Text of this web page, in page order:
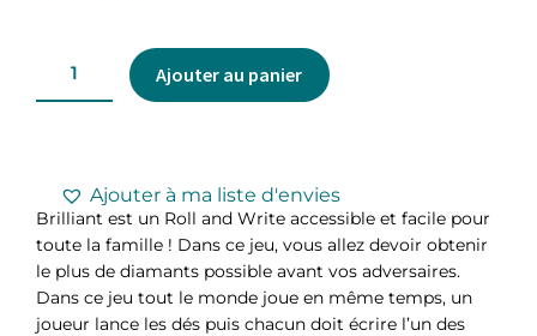
Ajouter au panier
Ajouter à ma liste d'envies
Brilliant est un Roll and Write accessible et facile pour
toute la famille ! Dans ce jeu, vous allez devoir obtenir
le plus de diamants possible avant vos adversaires.
Dans ce jeu tout le monde joue en même temps, un
joueur lance les dés puis chacun doit écrire l’un des